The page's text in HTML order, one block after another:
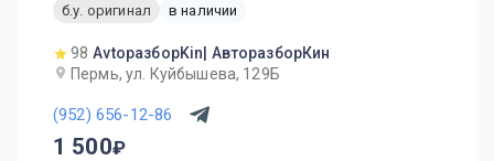
б.у. оригинал
в наличии
98 AvtoразборKin| АвторазборКин
Пермь, ул. Куйбышева, 129Б
(952) 656-12-86
1 500